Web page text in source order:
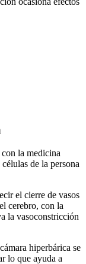
la medicina
de la persona
el cierre de vasos
cerebro, con la
la vasoconstricción
hiperbárica se
lo que ayuda a